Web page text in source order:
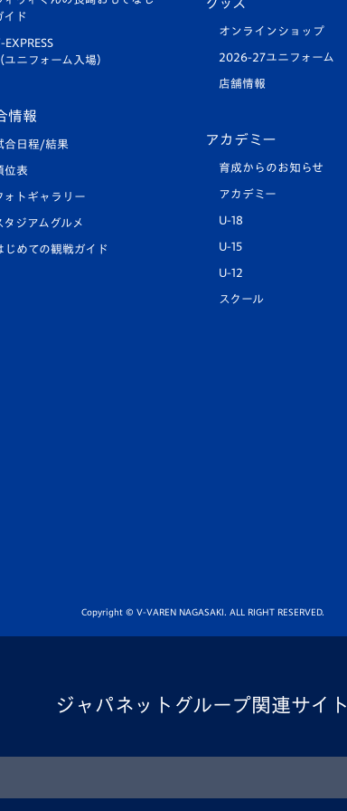
イド
EXPRESS
ユニフォーム入場）
情報
合日程/結果
位表
ォトギャラリー
タジアムグルメ
じめての観戦ガイド
オンラインショップ
2026-27ユニフォーム
店舗情報
アカデミー
育成からのお知らせ
アカデミー
U-18
U-15
U-12
スクール
Copyright © V-VAREN NAGASAKI. ALL RIGHT RESERVED.
ジャパネットグループ関連サイト